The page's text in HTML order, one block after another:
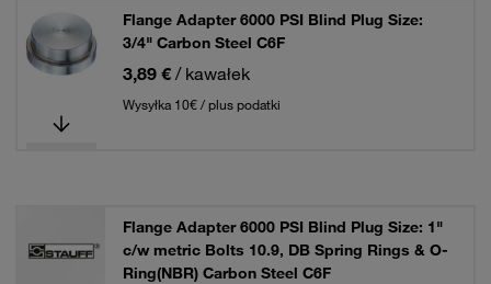
Flange Adapter 6000 PSI Blind Plug Size:
3/4" Carbon Steel C6F
3,89 € / kawałek
Wysyłka 10€ / plus podatki
Flange Adapter 6000 PSI Blind Plug Size: 1"
c/w metric Bolts 10.9, DB Spring Rings & O-
Ring(NBR) Carbon Steel C6F